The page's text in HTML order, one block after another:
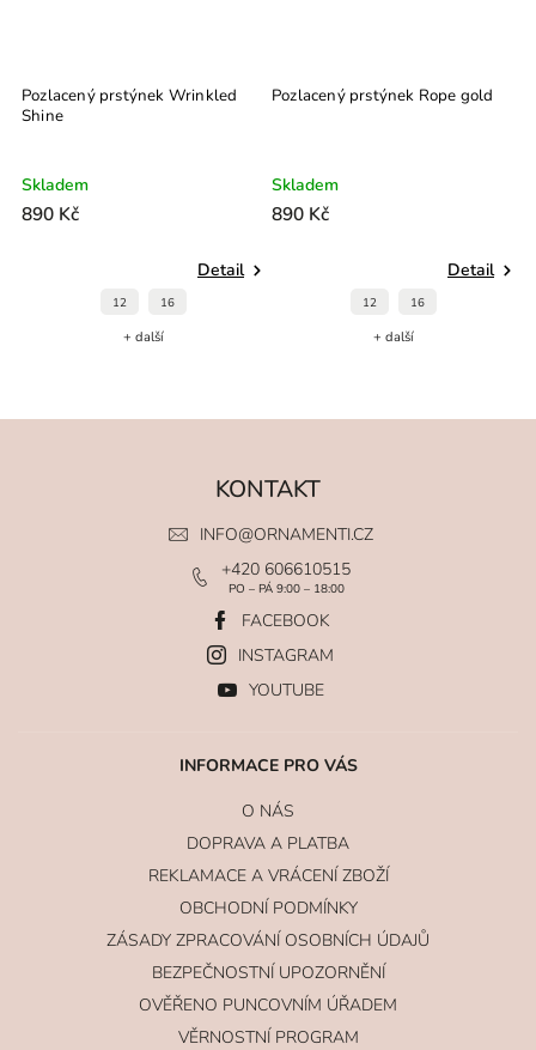
Pozlacený prstýnek Wrinkled
Shine
Skladem
890 Kč
Detail
12 16
+ další
Pozlacený prstýnek Rope gold
Skladem
890 Kč
Detail
12 16
+ další
KONTAKT
INFO@ORNAMENTI.CZ
+420 606610515
PO – PÁ 9:00 – 18:00
FACEBOOK
INSTAGRAM
YOUTUBE
INFORMACE PRO VÁS
O NÁS
DOPRAVA A PLATBA
REKLAMACE A VRÁCENÍ ZBOŽÍ
OBCHODNÍ PODMÍNKY
ZÁSADY ZPRACOVÁNÍ OSOBNÍCH ÚDAJŮ
BEZPEČNOSTNÍ UPOZORNĚNÍ
OVĚŘENO PUNCOVNÍM ÚŘADEM
VĚRNOSTNÍ PROGRAM